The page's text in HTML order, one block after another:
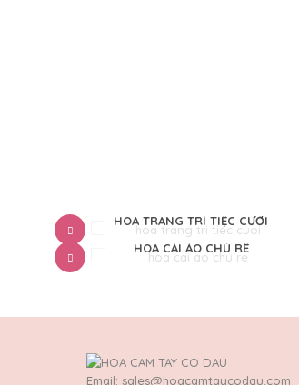
HOA TRANG TRÍ TIỆC CƯỚI
HOA CÀI ÁO CHÚ RỂ
Email: sales@hoacamtaycodau.com